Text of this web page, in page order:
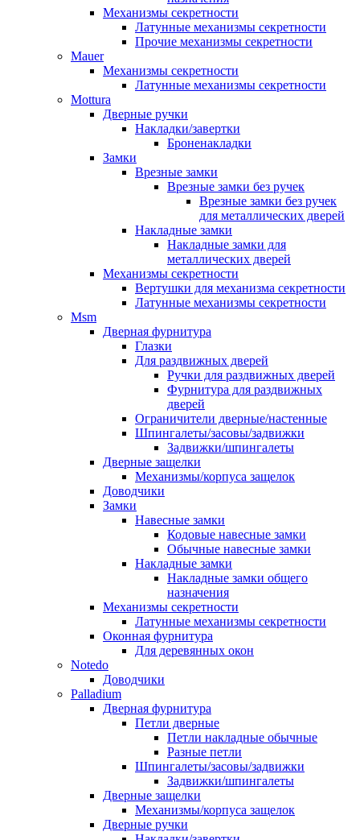
Механизмы секретности
Латунные механизмы секретности
Прочие механизмы секретности
Mauer
Механизмы секретности
Латунные механизмы секретности
Mottura
Дверные ручки
Накладки/завертки
Броненакладки
Замки
Врезные замки
Врезные замки без ручек
Врезные замки без ручек
для металлических дверей
Накладные замки
Накладные замки для
металлических дверей
Механизмы секретности
Вертушки для механизма секретности
Латунные механизмы секретности
Msm
Дверная фурнитура
Глазки
Для раздвижных дверей
Ручки для раздвижных дверей
Фурнитура для раздвижных
дверей
Ограничители дверные/настенные
Шпингалеты/засовы/задвижки
Задвижки/шпингалеты
Дверные защелки
Механизмы/корпуса защелок
Доводчики
Замки
Навесные замки
Кодовые навесные замки
Обычные навесные замки
Накладные замки
Накладные замки общего
назначения
Механизмы секретности
Латунные механизмы секретности
Оконная фурнитура
Для деревянных окон
Notedo
Доводчики
Palladium
Дверная фурнитура
Петли дверные
Петли накладные обычные
Разные петли
Шпингалеты/засовы/задвижки
Задвижки/шпингалеты
Дверные защелки
Механизмы/корпуса защелок
Дверные ручки